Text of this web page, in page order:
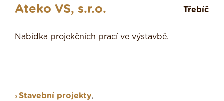
Ateko VS, s.r.o. Třebíč
Nabídka projekčních prací ve výstavbě.
Stavební projekty,